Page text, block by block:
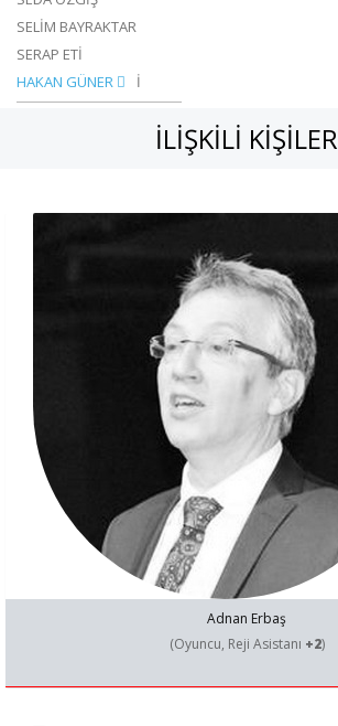
SELİM BAYRAKTAR
SERAP ETİ
HAKAN GÜNER
İ
İLIŞKILI KIŞILER
Adnan Erbaş
(Oyuncu, Reji Asistanı +2)